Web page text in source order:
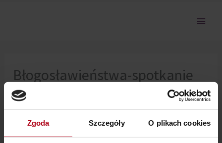
Zgoda Szczegóły O plikach cookies
Błogosławieństwa-spotkanie
nr 4 – Medytacja Oczyszczania
Czwartej Czakry Serca